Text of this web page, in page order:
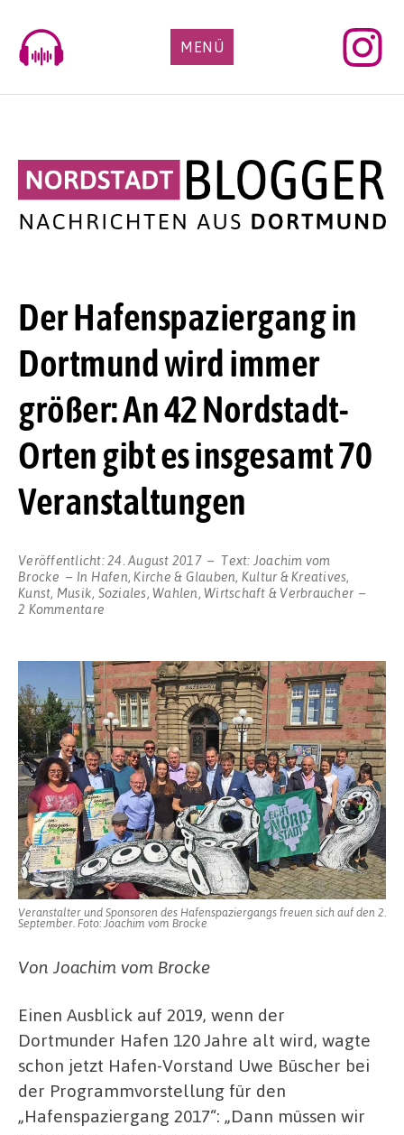
content
MENÜ
Der Hafenspaziergang in
Dortmund wird immer
größer: An 42 Nordstadt-
Orten gibt es insgesamt 70
Veranstaltungen
Veröffentlicht:24. August 2017 Text: Joachim vom
Brocke
In Hafen,Kirche & Glauben, Kultur & Kreatives,
Kunst, Musik, Soziales, Wahlen, Wirtschaft & Verbraucher
2 Kommentare
Dortmund
wird
immer
größer:
An
42
Nordstadt-
Orten
gibt
es
insgesamt
70
Veranstaltungen
Veranstalter und Sponsoren des Hafenspaziergangs freuen sich auf den 2.
September. Foto: Joachim vom Brocke
Von Joachim vom Brocke
Einen Ausblick auf 2019, wenn der
Dortmunder Hafen 120 Jahre alt wird, wagte
schon jetzt Hafen-Vorstand Uwe Büscher bei
der Programmvorstellung für den
„Hafenspaziergang 2017“: „Dann müssen wir